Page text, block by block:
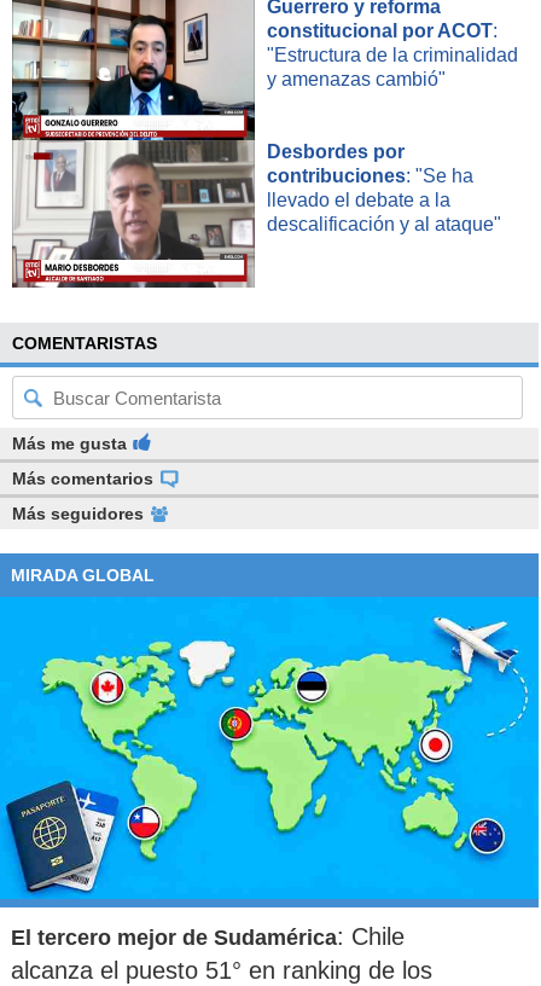
Guerrero y reforma
constitucional por ACOT:
"Estructura de la criminalidad
y amenazas cambió"
Desbordes por
contribuciones: "Se ha
llevado el debate a la
descalificación y al ataque"
COMENTARISTAS
Más me gusta
Más comentarios
Más seguidores
MIRADA GLOBAL
El tercero mejor de Sudamérica: Chile
alcanza el puesto 51° en ranking de los